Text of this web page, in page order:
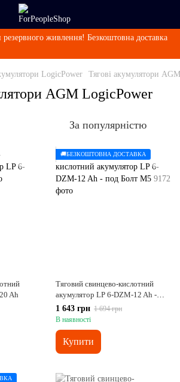
живлення! Безкоштовна доставка
LogicPower Тягові акумулятори
AGM LogicPower
За популярністю
Ah
🚚БЕЗКОШТОВНА ДОСТАВКА
Тяговий свинцево-кислотний
акумулятор LP 6-DZM-12 Ah -
под Болт М5
1 643 грн 1 694 грн
В наявності
Купити